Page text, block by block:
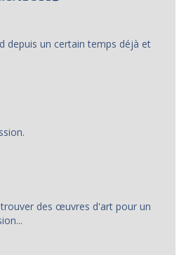
depuis un certain temps déjà et
des œuvres d'art pour un